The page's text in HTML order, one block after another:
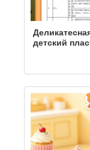
детский
DIY
пищевые